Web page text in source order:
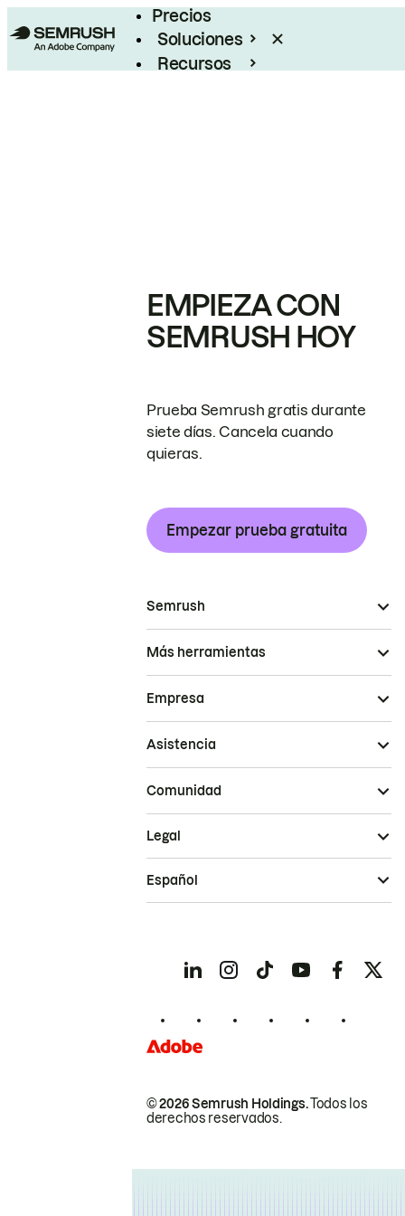
Precios
Soluciones
Recursos
EMPIEZA CON
SEMRUSH HOY
Prueba Semrush gratis durante
siete días. Cancela cuando
quieras.
Empezar prueba gratuita
Semrush
Más herramientas
Empresa
Asistencia
Comunidad
© 2026 Semrush Holdings.Todos los
derechos reservados.
Legal
Español